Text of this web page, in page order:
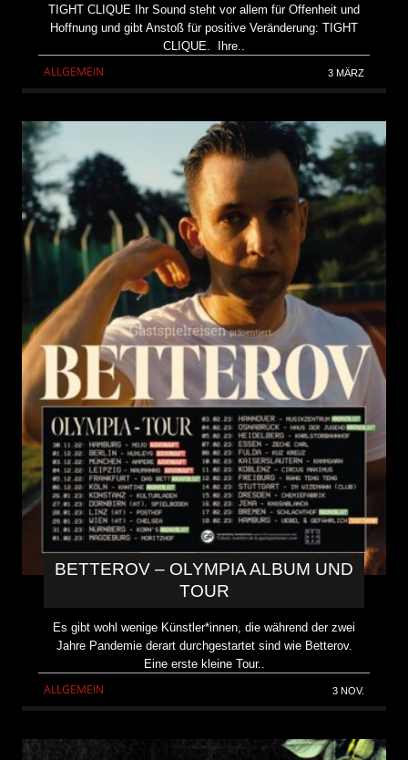
TIGHT CLIQUE Ihr Sound steht vor allem für Offenheit und
Hoffnung und gibt Anstoß für positive Veränderung: TIGHT
CLIQUE. Ihre..
ALLGEMEIN 3 MÄRZ
BETTEROV – OLYMPIA ALBUM UND
TOUR
Es gibt wohl wenige Künstler*innen, die während der zwei
Jahre Pandemie derart durchgestartet sind wie Betterov.
Eine erste kleine Tour..
ALLGEMEIN 3 NOV.